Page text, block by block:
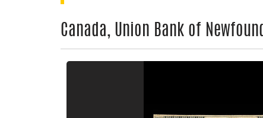
Canada, Union Bank of